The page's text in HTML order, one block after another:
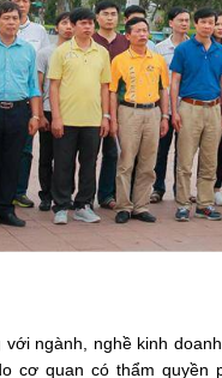
ngành, nghề kinh
cơ quan có thẩm quyền